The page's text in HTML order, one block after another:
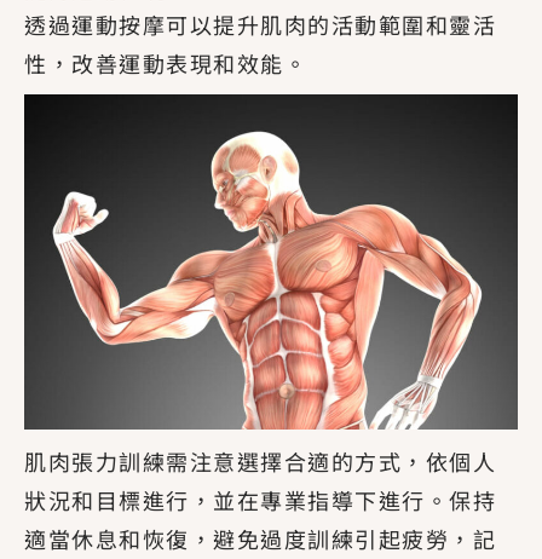
透過運動按摩可以提升肌肉的活動範圍和靈活
性，改善運動表現和效能。
肌肉張力訓練需注意選擇合適的方式，依個人
狀況和目標進行，並在專業指導下進行。保持
適當休息和恢復，避免過度訓練引起疲勞，記